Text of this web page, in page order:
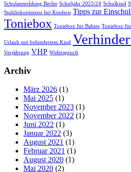
Schulanmeldung Berlin Schuljahr 2023/24 Schulkind
Stuhlinkontinenz bei Kindern Tipps zur
Toniebox Toniebox für Babies Toniebox
Urlaub mit behindertem Kind
Verjährung VHP Widerspruch
Archiv
März 2026 (1)
Mai 2025 (1)
November 2023 (1)
November 2022 (1)
Juni 2022 (1)
Januar 2022 (3)
August 2021 (1)
Februar 2021 (1)
August 2020 (1)
Mai 2020 (2)